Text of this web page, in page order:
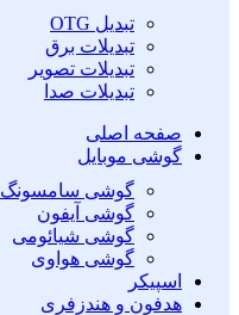
تبدیل OTG
تبدیلات برق
تبدیلات تصویر
تبدیلات صدا
صفحه اصلی
گوشی موبایل
گوشی سامسونگ
گوشی آیفون
گوشی شیائومی
گوشی هواوی
اسپیکر
هدفون و هندزفری